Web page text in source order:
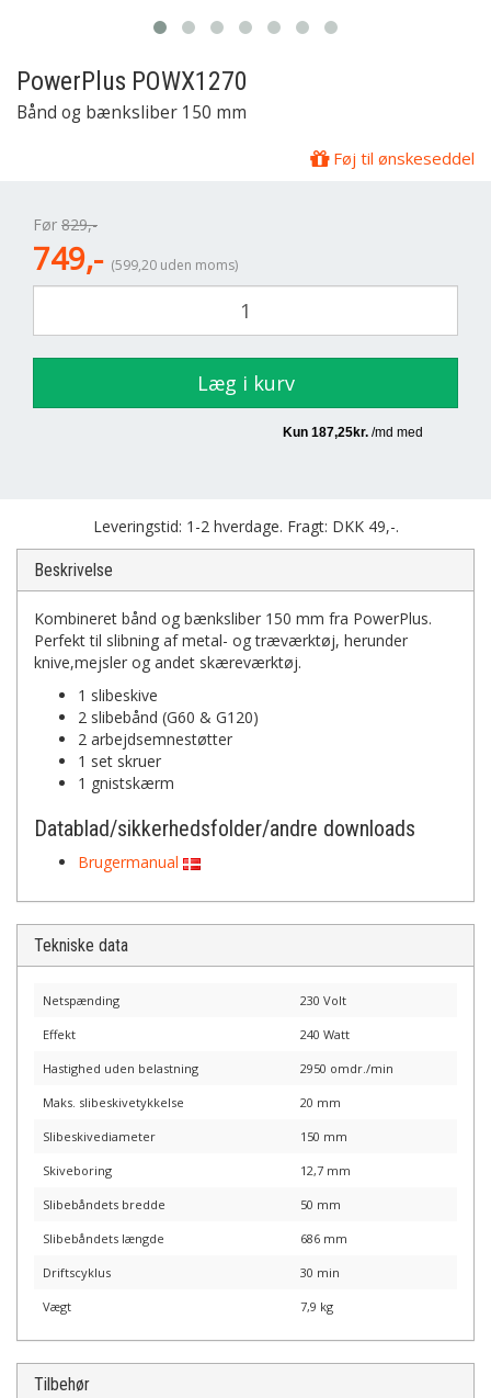
PowerPlus POWX1270
Bånd og bænksliber 150 mm
Føj til ønskeseddel
Før 829,-
749,- (599,20 uden moms)
Læg i kurv
Leveringstid: 1-2 hverdage. Fragt: DKK 49,-.
Beskrivelse
Kombineret bånd og bænksliber 150 mm fra PowerPlus.
Perfekt til slibning af metal- og træværktøj, herunder
knive,mejsler og andet skæreværktøj.
1 slibeskive
2 slibebånd (G60 & G120)
2 arbejdsemnestøtter
1 set skruer
1 gnistskærm
Datablad/sikkerhedsfolder/andre downloads
Brugermanual
Tekniske data
Netspænding 230 Volt
Effekt 240 Watt
Hastighed uden belastning 2950 omdr./min
Maks. slibeskivetykkelse 20 mm
Slibeskivediameter 150 mm
Skiveboring 12,7 mm
Slibebåndets bredde 50 mm
Slibebåndets længde 686 mm
Driftscyklus 30 min
Vægt 7,9 kg
Tilbehør